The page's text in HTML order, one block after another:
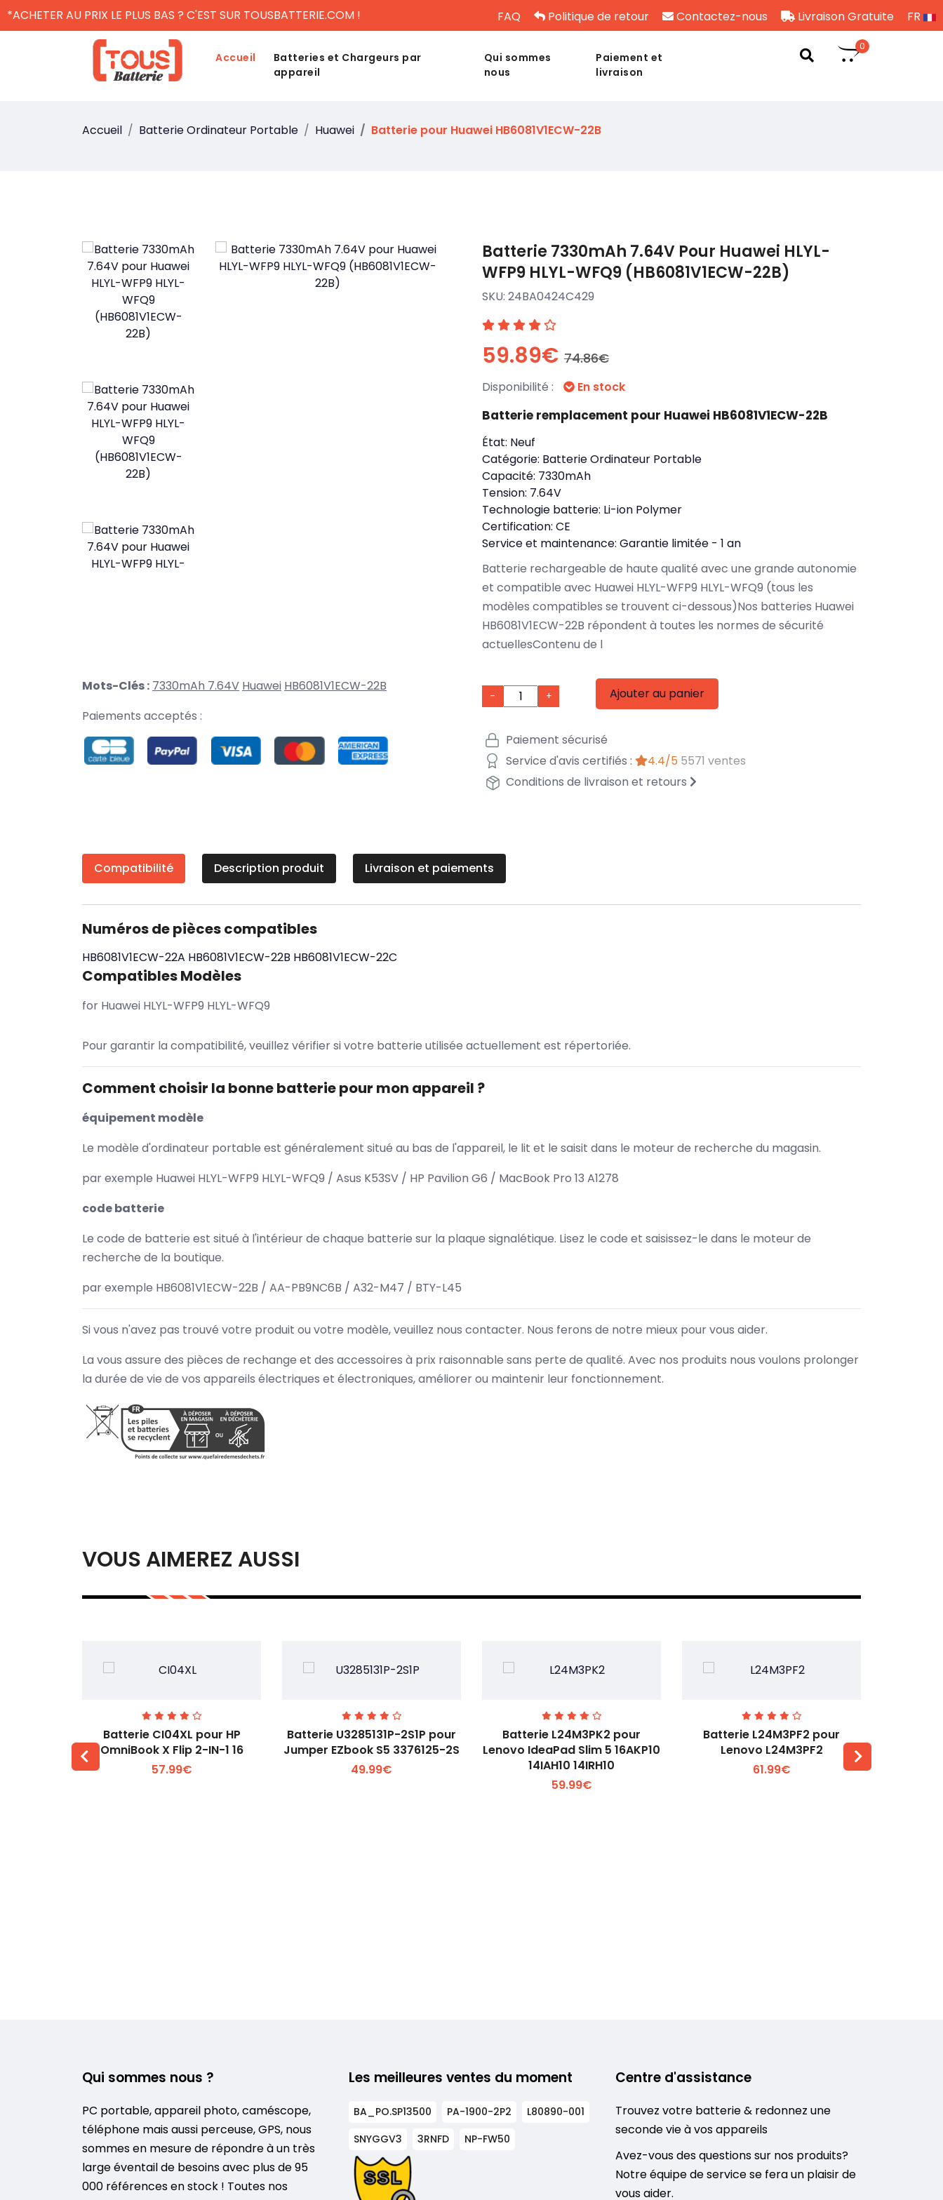
*ACHETER AU PRIX LE PLUS BAS ? C'EST SUR TOUSBATTERIE.COM ! FAQ Politique de retour Contactez-nous Livraison Gratuite FR
Accueil
Batteries et Chargeurs par
appareil
Qui sommes
nous
Paiement et
livraison
0
Accueil Batterie Ordinateur Portable Huawei Batterie pour Huawei HB6081V1ECW-22B
Mots-Clés : 7330mAh 7.64V Huawei HB6081V1ECW-22B
Paiements acceptés :
Batterie 7330mAh 7.64V Pour Huawei HLYL-
WFP9 HLYL-WFQ9 (HB6081V1ECW-22B)
SKU: 24BA0424C429
59.89€ 74.86€
Disponibilité : En stock
Batterie remplacement pour Huawei HB6081V1ECW-22B
État: Neuf
Catégorie: Batterie Ordinateur Portable
Capacité: 7330mAh
Tension: 7.64V
Technologie batterie: Li-ion Polymer
Certification: CE
Service et maintenance: Garantie limitée - 1 an
Batterie rechargeable de haute qualité avec une grande autonomie
et compatible avec Huawei HLYL-WFP9 HLYL-WFQ9 (tous les
modèles compatibles se trouvent ci-dessous)Nos batteries Huawei
HB6081V1ECW-22B répondent à toutes les normes de sécurité
actuellesContenu de l
- + Ajouter au panier
Paiement sécurisé
Service d'avis certifiés :
4.4/5 5571 ventes
Conditions de livraison et retours
Compatibilité Description produit Livraison et paiements
Numéros de pièces compatibles
HB6081V1ECW-22A HB6081V1ECW-22B HB6081V1ECW-22C
Compatibles Modèles
for Huawei HLYL-WFP9 HLYL-WFQ9
Pour garantir la compatibilité, veuillez vérifier si votre batterie utilisée actuellement est répertoriée.
Comment choisir la bonne batterie pour mon appareil ?
équipement modèle
Le modèle d'ordinateur portable est généralement situé au bas de l'appareil, le lit et le saisit dans le moteur de recherche du magasin.
par exemple Huawei HLYL-WFP9 HLYL-WFQ9 / Asus K53SV / HP Pavilion G6 / MacBook Pro 13 A1278
code batterie
Le code de batterie est situé à l'intérieur de chaque batterie sur la plaque signalétique. Lisez le code et saisissez-le dans le moteur de
recherche de la boutique.
par exemple HB6081V1ECW-22B / AA-PB9NC6B / A32-M47 / BTY-L45
Si vous n'avez pas trouvé votre produit ou votre modèle, veuillez nous contacter. Nous ferons de notre mieux pour vous aider.
La vous assure des pièces de rechange et des accessoires à prix raisonnable sans perte de qualité. Avec nos produits nous voulons prolonger
la durée de vie de vos appareils électriques et électroniques, améliorer ou maintenir leur fonctionnement.
VOUS AIMEREZ AUSSI
Voir plus +
Batterie CI04XL pour HP
OmniBook X Flip 2-IN-1 16
57.99€
Voir plus +
Batterie U3285131P-2S1P pour
Jumper EZbook S5 3376125-2S
49.99€
Voir plus +
Batterie L24M3PK2 pour
Lenovo IdeaPad Slim 5 16AKP10
14IAH10 14IRH10
59.99€
Voir plus +
Batterie L24M3PF2 pour
Lenovo L24M3PF2
61.99€
Qui sommes nous ?
PC portable, appareil photo, caméscope,
téléphone mais aussi perceuse, GPS, nous
sommes en mesure de répondre à un très
large éventail de besoins avec plus de 95
000 références en stock ! Toutes nos
Les meilleures ventes du moment
BA_PO.SP13500 PA-1900-2P2
L80890-001
SNYGGV3
3RNFD NP-FW50
Centre d'assistance
Trouvez votre batterie & redonnez une
seconde vie à vos appareils
Avez-vous des questions sur nos produits?
Notre équipe de service se fera un plaisir de
vous aider.